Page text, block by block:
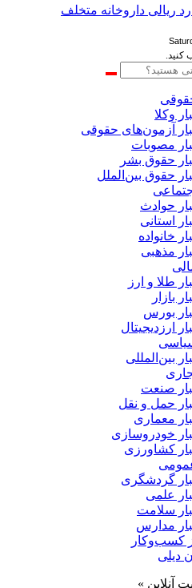
کنید.
وکلا
آزمون‌های حقوقی
مصوبات
حقوق بشر
حقوق بین‌الملل
حوادث
استانی
خانواده
مذهبی
طلا و ارز
بازار
بورس
ارزدیجیتال
بین‌المللی
صنعت
حمل و نقل
معماری
خودروسازی
کشاورزی
گردشگری
علمی
سلامت
مدارس
کسب‌وکار
دیلی
آنلاین »